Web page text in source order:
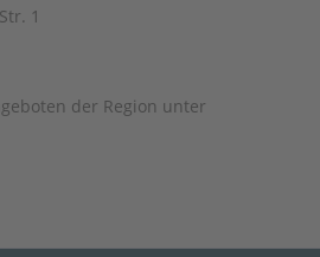
1
der Region unter